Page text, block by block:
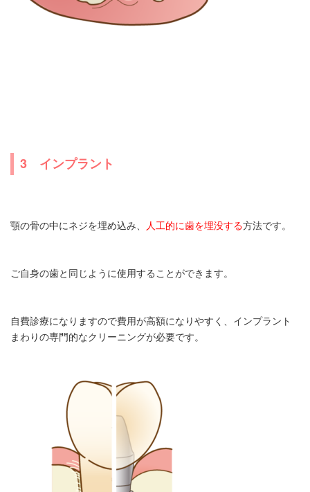
3 インプラント
顎の骨の中にネジを埋め込み、 人工的に歯を埋没する方法です。
ご自身の歯と同じように使用することができます。
自費診療になりますので費用が高額になりやすく、インプラント
まわりの専門的なクリーニングが必要です。